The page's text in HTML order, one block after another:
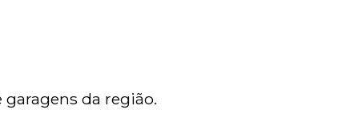
da região.